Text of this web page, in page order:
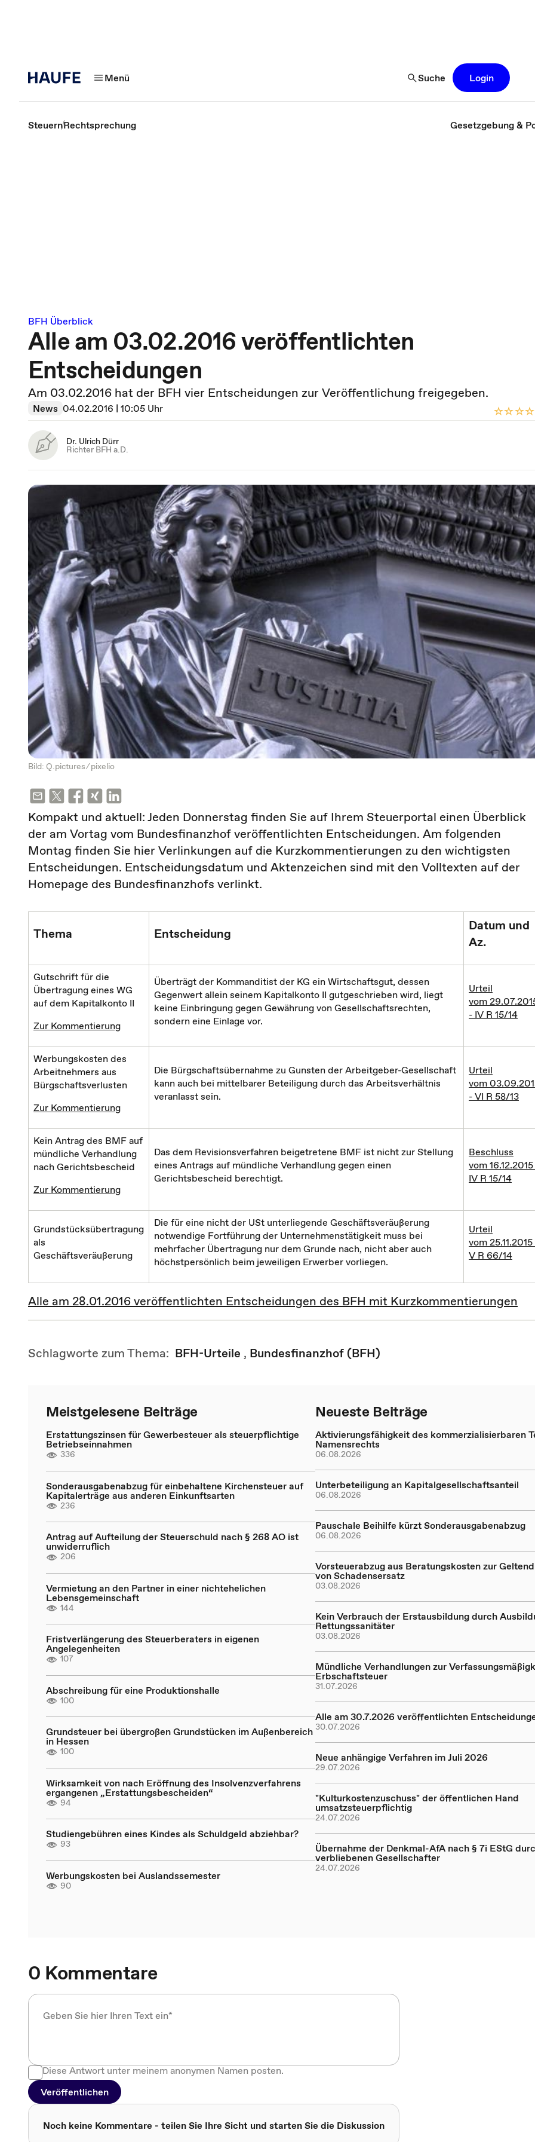
Menü Suche Login
SteuernRechtsprechung Gesetzgebung &
BFH Überblick
Alle am 03.02.2016 veröffentlichten
Entscheidungen
Am 03.02.2016 hat der BFH vier Entscheidungen zur Veröffentlichung freigegeben.
News 04.02.2016 | 10:05 Uhr
Dr. Ulrich Dürr
Richter BFH a.D.
Bild: Q.pictures ⁄pixelio
Kompakt und aktuell: Jeden Donnerstag finden Sie auf Ihrem Steuerportal einen Überblick
der am Vortag vom Bundesfinanzhof veröffentlichten Entscheidungen. Am folgenden
Montag finden Sie hier Verlinkungen auf die Kurzkommentierungen zu den wichtigsten
Entscheidungen. Entscheidungsdatum und Aktenzeichen sind mit den Volltexten auf der
Homepage des Bundesfinanzhofs verlinkt.
Thema Entscheidung
Datum und
Az.
Gutschrift für die
Übertragung eines WG
auf dem Kapitalkonto II
Zur Kommentierung
Überträgt der Kommanditist der KG ein Wirtschaftsgut, dessen
Gegenwert allein seinem Kapitalkonto II gutgeschrieben wird, liegt
keine Einbringung gegen Gewährung von Gesellschaftsrechten,
sondern eine Einlage vor.
Urteil
vom
- IV R 15/14
Werbungskosten des
Arbeitnehmers aus
Bürgschaftsverlusten
Zur Kommentierung
Die Bürgschaftsübernahme zu Gunsten der Arbeitgeber-Gesellschaft
kann auch bei mittelbarer Beteiligung durch das Arbeitsverhältnis
veranlasst sein.
Urteil
vom
- VI R 58/13
Kein Antrag des BMF auf
mündliche Verhandlung
nach Gerichtsbescheid
Zur Kommentierung
Das dem Revisionsverfahren beigetretene BMF ist nicht zur Stellung
eines Antrags auf mündliche Verhandlung gegen einen
Gerichtsbescheid berechtigt.
Beschluss
vom
IV R 15/14
Grundstücksübertragung
als
Geschäftsveräußerung
Die für eine nicht der USt unterliegende Geschäftsveräußerung
notwendige Fortführung der Unternehmenstätigkeit muss bei
mehrfacher Übertragung nur dem Grunde nach, nicht aber auch
höchstpersönlich beim jeweiligen Erwerber vorliegen.
Urteil
vom
V R 66/14
Alle am 28.01.2016 veröffentlichten Entscheidungen des BFH mit Kurzkommentierungen
Schlagworte zum Thema: BFH-Urteile , Bundesfinanzhof (BFH)
Meistgelesene Beiträge
Erstattungszinsen für Gewerbesteuer als steuerpflichtige
Betriebseinnahmen
336
Sonderausgabenabzug für einbehaltene Kirchensteuer auf
Kapitalerträge aus anderen Einkunftsarten
236
Antrag auf Aufteilung der Steuerschuld nach § 268 AO ist
unwiderruflich
206
Vermietung an den Partner in einer nichtehelichen
Lebensgemeinschaft
144
Fristverlängerung des Steuerberaters in eigenen
Angelegenheiten
107
Abschreibung für eine Produktionshalle
100
Grundsteuer bei übergroßen Grundstücken im Außenbereich
in Hessen
100
Wirksamkeit von nach Eröffnung des Insolvenzverfahrens
ergangenen „Erstattungsbescheiden“
94
Studiengebühren eines Kindes als Schuldgeld abziehbar?
93
Werbungskosten bei Auslandssemester
90
Neueste Beiträge
Aktivierungsfähigkeit des kommerzialisierbaren
Namensrechts
06.08.2026
Unterbeteiligung an Kapitalgesellschaftsanteil
06.08.2026
Pauschale Beihilfe kürzt Sonderausgabenabzug
06.08.2026
Vorsteuerabzug aus Beratungskosten zur
von Schadensersatz
03.08.2026
Kein Verbrauch der Erstausbildung durch
Rettungssanitäter
03.08.2026
Mündliche Verhandlungen zur
Erbschaftsteuer
31.07.2026
Alle am 30.7.2026 veröffentlichten
30.07.2026
Neue anhängige Verfahren im Juli 2026
29.07.2026
"Kulturkostenzuschuss" der öffentlichen Hand
umsatzsteuerpflichtig
24.07.2026
Übernahme der Denkmal-AfA nach § 7i EStG
verbliebenen Gesellschafter
24.07.2026
0 Kommentare
Diese Antwort unter meinem anonymen Namen posten.
Veröffentlichen
Noch keine Kommentare - teilen Sie Ihre Sicht und starten Sie die Diskussion